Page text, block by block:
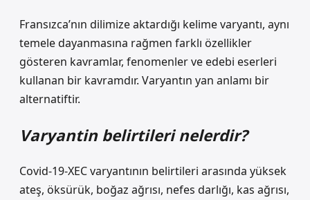
Fransızca’nın dilimize aktardığı kelime varyantı, aynı
temele dayanmasına rağmen farklı özellikler
gösteren kavramlar, fenomenler ve edebi eserleri
kullanan bir kavramdır. Varyantın yan anlamı bir
alternatiftir.
Varyantin belirtileri nelerdir?
Covid-19-XEC varyantının belirtileri arasında yüksek
ateş, öksürük, boğaz ağrısı, nefes darlığı, kas ağrısı,